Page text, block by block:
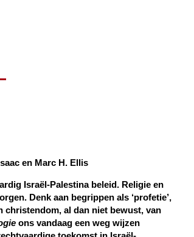
en Marc H. Ellis
Israël-Palestina beleid. Religie en
Denk aan begrippen als ‘profetie’,
christendom, al dan niet bewust, van
ons vandaag een weg wijzen